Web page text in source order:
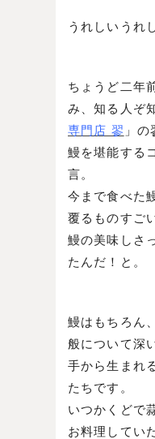
うれしいうれ
ちょうど二年
み、知る人ぞ
専門店 翏 」の
鰻を堪能する
言。
今まで食べた
覆るものすご
鰻の美味しさ
たんだ！と。
鰻はもちろん
般について深
手から生まれ
たちです。
いつかくどで
お料理してい